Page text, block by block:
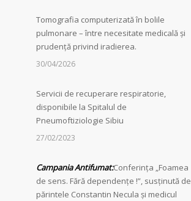
Tomografia computerizată în bolile
pulmonare – între necesitate medicală și
prudență privind iradierea.
30/04/2026
Servicii de recuperare respiratorie,
disponibile la Spitalul de
Pneumoftiziologie Sibiu
27/02/2023
Campania Antifumat:Conferința „Foamea
de sens. Fără dependențe !”, susținută de
părintele Constantin Necula și medicul